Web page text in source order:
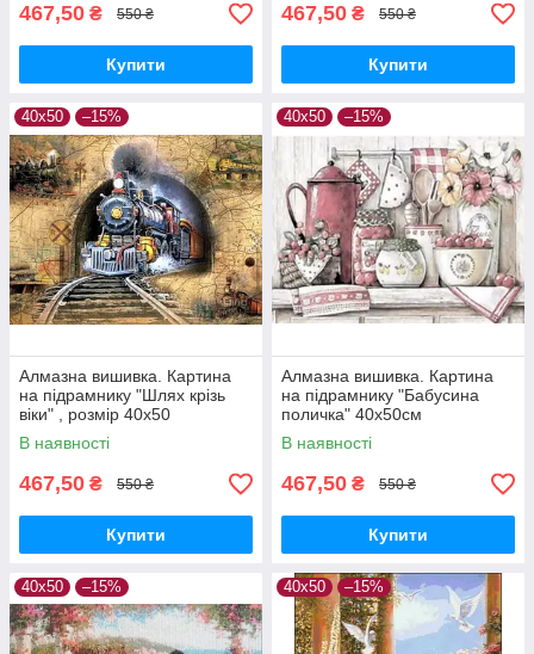
467,50 ₴ 550 ₴
Купити
467,50 ₴ 550 ₴
Купити
40х50 –15%
Алмазна вишивка. Картина
на підрамнику "Шлях крізь
віки" , розмір 40х50
В наявності
467,50 ₴ 550 ₴
Купити
40х50 –15%
Алмазна вишивка. Картина
на підрамнику "Бабусина
поличка" 40x50см
В наявності
467,50 ₴ 550 ₴
Купити
40х50 –15% 40х50 –15%